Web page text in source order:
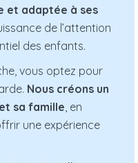
et adaptée à ses
de l’attention
des enfants.
vous optez pour
Nous créons un
sa famille, en
une expérience